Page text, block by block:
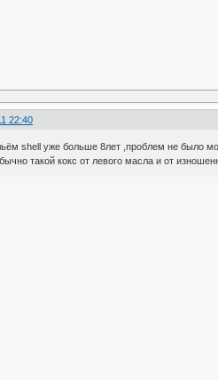
22:40
shell уже больше 8лет ,проблем не было
такой кокс от левого масла и от